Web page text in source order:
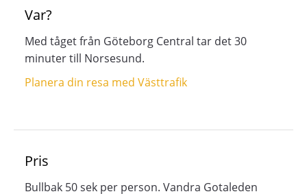
Var?
Med tåget från Göteborg Central tar det 30
minuter till Norsesund.
Planera din resa med Västtrafik
Pris
Bullbak 50 sek per person. Vandra Gotaleden